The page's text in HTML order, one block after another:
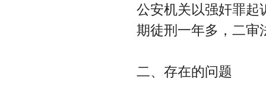
公安机关以强奸罪起
期徒刑一年多，二审
二、存在的问题